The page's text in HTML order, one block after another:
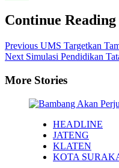
Continue Reading
Previous UMS Targetkan
Next Simulasi Pendidikan
More Stories
HEADLINE
JATENG
KLATEN
KOTA